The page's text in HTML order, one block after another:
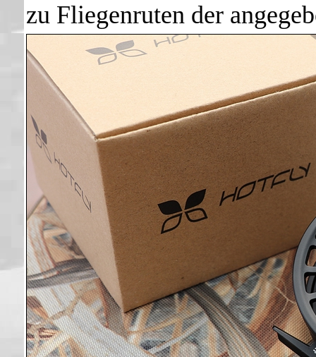
zu Fliegenruten der